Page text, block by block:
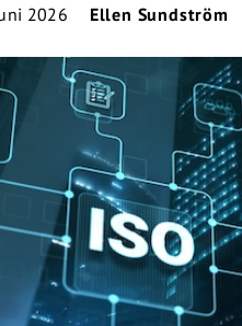
2026 Ellen Sundström